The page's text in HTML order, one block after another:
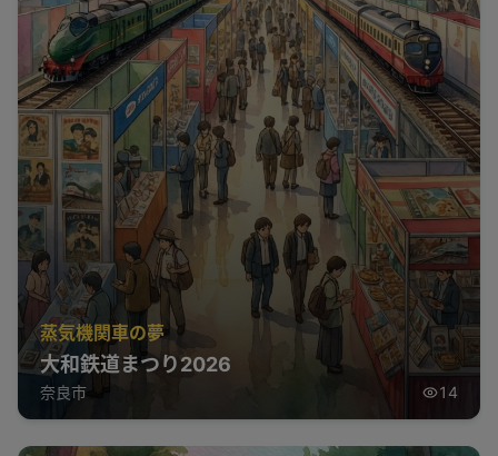
蒸気機関車の夢
大和鉄道まつり2026
奈良市 14